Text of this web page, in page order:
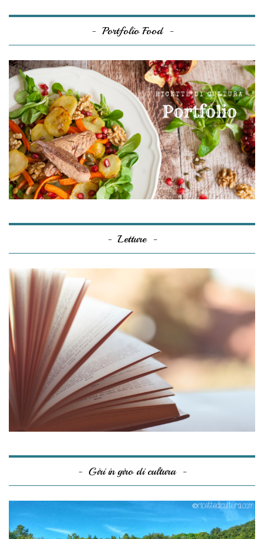
Portfolio Food
Letture
Giri in giro di cultura